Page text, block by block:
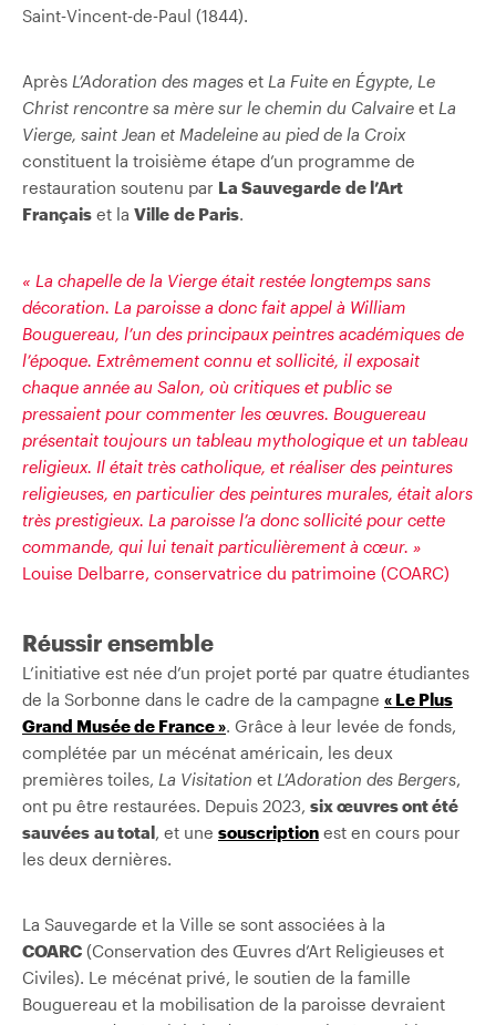
Saint‑Vincent‑de‑Paul (1844).
Après L’Adoration des mages et La Fuite en Égypte, Le
Christ rencontre sa mère sur le chemin du Calvaire et La
Vierge, saint Jean et Madeleine au pied de la Croix
constituent la troisième étape d’un programme de
restauration soutenu par La Sauvegarde de l’Art
Français et la Ville de Paris.
« La chapelle de la Vierge était restée longtemps sans
décoration. La paroisse a donc fait appel à William
Bouguereau, l’un des principaux peintres académiques de
l’époque. Extrêmement connu et sollicité, il exposait
chaque année au Salon, où critiques et public se
pressaient pour commenter les œuvres. Bouguereau
présentait toujours un tableau mythologique et un tableau
religieux. Il était très catholique, et réaliser des peintures
religieuses, en particulier des peintures murales, était alors
très prestigieux. La paroisse l’a donc sollicité pour cette
commande, qui lui tenait particulièrement à cœur. »
Louise Delbarre, conservatrice du patrimoine (COARC)
Réussir ensemble
L’initiative est née d’un projet porté par quatre étudiantes
de la Sorbonne dans le cadre de la campagne « Le Plus
Grand Musée de France » . Grâce à leur levée de fonds,
complétée par un mécénat américain, les deux
premières toiles, La Visitation et L’Adoration des Bergers
ont pu être restaurées. Depuis 2023, six œuvres ont été
sauvées au total , et une souscription est en cours pour
les deux dernières.
La Sauvegarde et la Ville se sont associées à la
COARC (Conservation des Œuvres d’Art Religieuses et
Civiles). Le mécénat privé, le soutien de la famille
Bouguereau et la mobilisation de la paroisse devraient